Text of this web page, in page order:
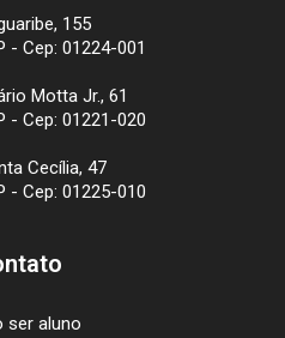
155
- Cep: 01224-001
Motta Jr., 61
- Cep: 01221-020
Cecília, 47
- Cep: 01225-010
ser aluno